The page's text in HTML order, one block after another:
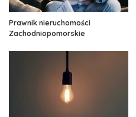
Prawnik nieruchomości
Zachodniopomorskie